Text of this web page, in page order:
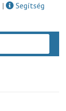
|
Segítség